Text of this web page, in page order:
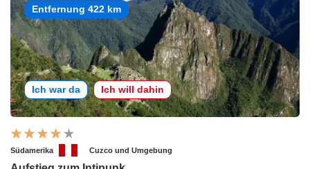
Entfernung 422 km
Ich war da Ich will dahin
Südamerika Cuzco und Umgebung